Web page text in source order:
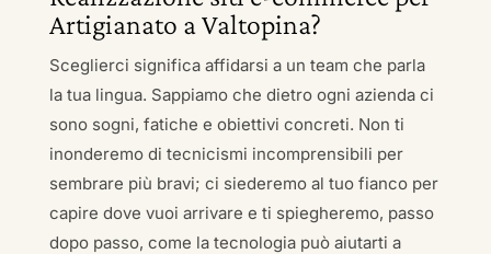
Artigianato a Valtopina?
Sceglierci significa affidarsi a un team che parla
la tua lingua. Sappiamo che dietro ogni azienda ci
sono sogni, fatiche e obiettivi concreti. Non ti
inonderemo di tecnicismi incomprensibili per
sembrare più bravi; ci siederemo al tuo fianco per
capire dove vuoi arrivare e ti spiegheremo, passo
dopo passo, come la tecnologia può aiutarti a